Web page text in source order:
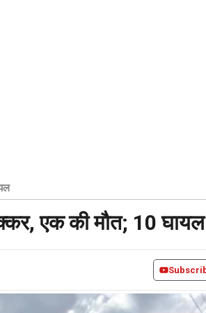
एक की मौत; 10 घायल